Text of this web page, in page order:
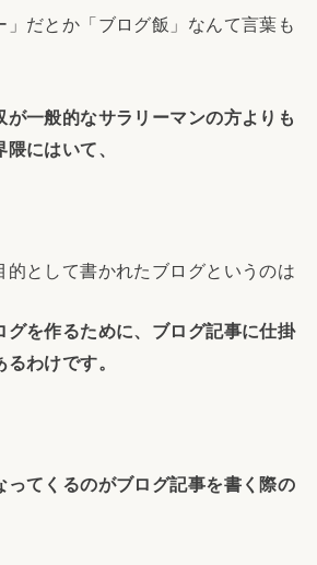
」だとか「ブログ飯」なんて言葉も
が一般的なサラリーマンの方よりも
にはいて、
的として書かれたブログというのは
グを作るために、ブログ記事に仕掛
わけです。
ってくるのがブログ記事を書く際の